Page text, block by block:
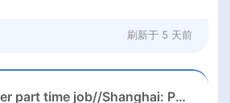
刷新于 5 天前
3 Days summber part time job//Shanghai: Part time Kindergarten Teacher Needed in Pudong district, Shanghai（Salary：1k per day）